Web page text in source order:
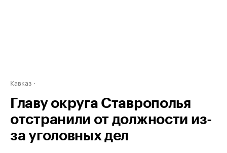
Кавказ
Главу округа Ставрополья
отстранили от должности из-
за уголовных дел